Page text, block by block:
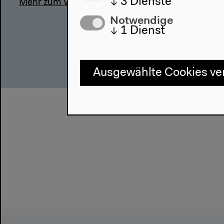
Mehr zum Video
Notwendige
↓ 1 Dienst
Ausgewählte Cookies